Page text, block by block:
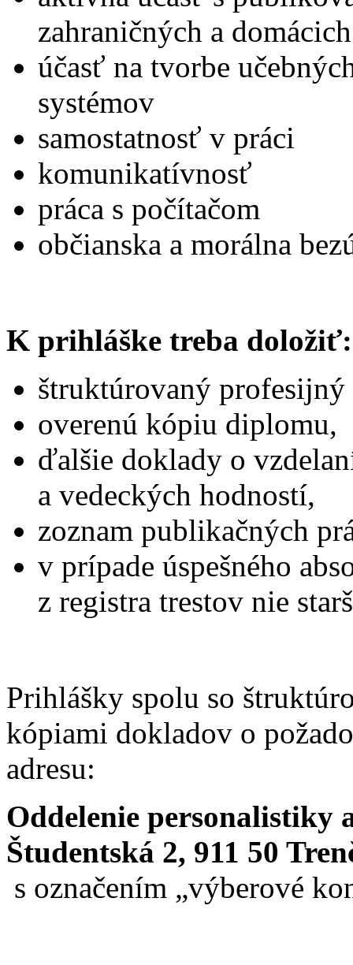
zahraničných a
účasť na tvorbe
systémov
samostatnosť v práci
komunikatívnosť
práca s počítačom
občianska a morálna
K prihláške treba doložiť:
štruktúrovaný
overenú kópiu diplomu,
ďalšie doklady o
a vedeckých hodností,
zoznam publikačných
v prípade úspešného
z registra trestov nie
Prihlášky spolu so
kópiami dokladov o
adresu:
Oddelenie personalistiky
Študentská 2, 911 50
s označením „výberové